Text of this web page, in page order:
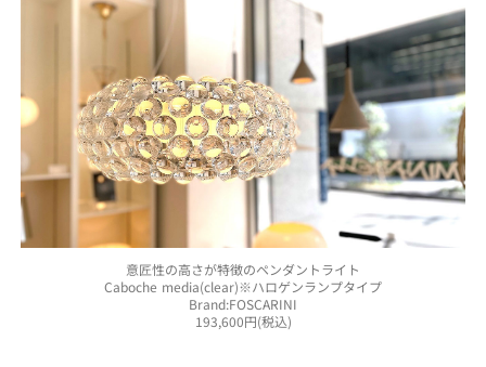
意匠性の高さが特徴のペンダントライト
Caboche media(clear)※ハロゲンランプタイプ
Brand:FOSCARINI
193,600円(税込)